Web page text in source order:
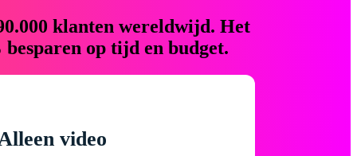
klanten wereldwijd. Het
op tijd en budget.
video